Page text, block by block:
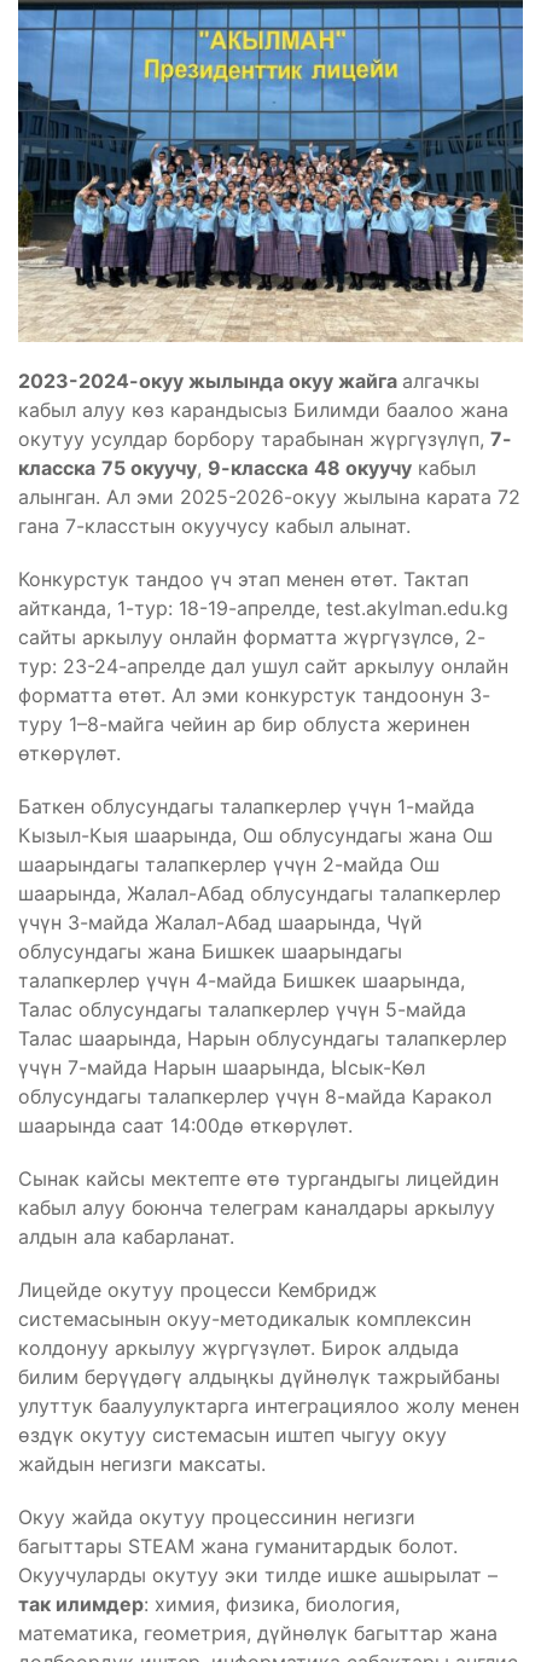
2023-2024-окуу жылында окуу жайга алгачкы
кабыл алуу көз карандысыз Билимди баалоо жана
окутуу усулдар борбору тарабынан жүргүзүлүп, 7-
класска 75 окуучу, 9-класска 48 окуучу кабыл
алынган. Ал эми 2025-2026-окуу жылына карата 72
гана 7-класстын окуучусу кабыл алынат.
Конкурстук тандоо үч этап менен өтөт. Тактап
айтканда, 1-тур: 18-19-апрелде, test.akylman.edu.kg
сайты аркылуу онлайн форматта жүргүзүлсө, 2-
тур: 23-24-апрелде дал ушул сайт аркылуу онлайн
форматта өтөт. Ал эми конкурстук тандоонун 3-
туру 1–8-майга чейин ар бир облуста жеринен
өткөрүлөт.
Баткен облусундагы талапкерлер үчүн 1-майда
Кызыл-Кыя шаарында, Ош облусундагы жана Ош
шаарындагы талапкерлер үчүн 2-майда Ош
шаарында, Жалал-Абад облусундагы талапкерлер
үчүн 3-майда Жалал-Абад шаарында, Чүй
облусундагы жана Бишкек шаарындагы
талапкерлер үчүн 4-майда Бишкек шаарында,
Талас облусундагы талапкерлер үчүн 5-майда
Талас шаарында, Нарын облусундагы талапкерлер
үчүн 7-майда Нарын шаарында, Ысык-Көл
облусундагы талапкерлер үчүн 8-майда Каракол
шаарында саат 14:00дө өткөрүлөт.
Сынак кайсы мектепте өтө тургандыгы лицейдин
кабыл алуу боюнча телеграм каналдары аркылуу
алдын ала кабарланат.
Лицейде окутуу процесси Кембридж
системасынын окуу-методикалык комплексин
колдонуу аркылуу жүргүзүлөт. Бирок алдыда
билим берүүдөгү алдыңкы дүйнөлүк тажрыйбаны
улуттук баалуулуктарга интеграциялоо жолу менен
өздүк окутуу системасын иштеп чыгуу окуу
жайдын негизги максаты.
Окуу жайда окутуу процессинин негизги
багыттары STEAM жана гуманитардык болот.
Окуучуларды окутуу эки тилде ишке ашырылат –
так илимдер: химия, физика, биология,
математика, геометрия, дүйнөлүк багыттар жана